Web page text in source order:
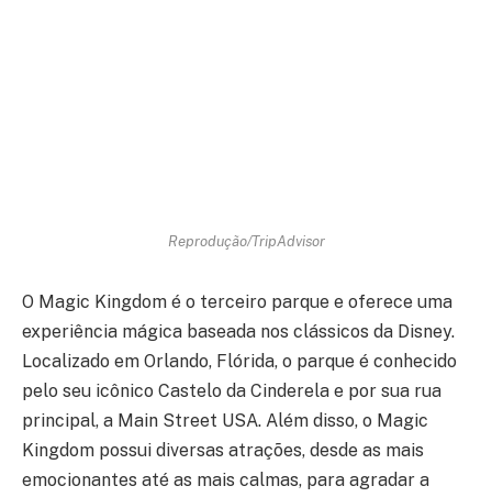
Reprodução/TripAdvisor
O Magic Kingdom é o terceiro parque e oferece uma
experiência mágica baseada nos clássicos da Disney.
Localizado em Orlando, Flórida, o parque é conhecido
pelo seu icônico Castelo da Cinderela e por sua rua
principal, a Main Street USA. Além disso, o Magic
Kingdom possui diversas atrações, desde as mais
emocionantes até as mais calmas, para agradar a